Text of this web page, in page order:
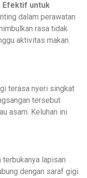
Efektif untuk
dalam perawatan
rasa tidak
aktivitas makan
terasa nyeri singkat
tersebut
asam. Keluhan ini
terbukanya lapisan
dengan saraf gigi.